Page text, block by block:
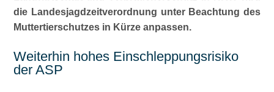
die Landesjagdzeitverordnung unter Beachtung des
Muttertierschutzes in Kürze anpassen.
Weiterhin hohes Einschleppungsrisiko
der ASP